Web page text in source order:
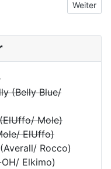
Marke geknackt Nächster
Weiter
(Belly Blue/
Mole)
ElUffo)
Rocco)
Elkimo)